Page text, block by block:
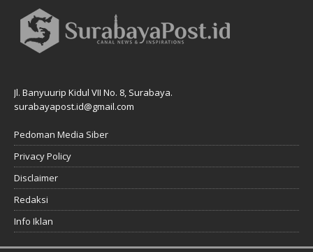
Jl. Banyuurip Kidul VII No. 8, Surabaya.
surabayapost.id@gmail.com
Pedoman Media Siber
Privacy Policy
Disclaimer
Redaksi
Info Iklan